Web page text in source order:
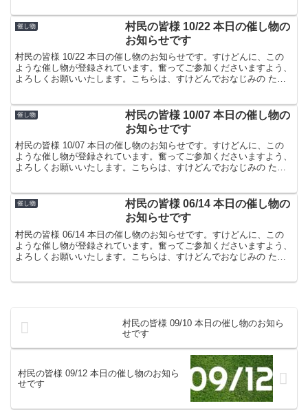
催し物
村民の皆様 10/22 本日の催し物の
お知らせです
村民の皆様 10/22 本日の催し物のお知らせです。すけどんに、この
ような催し物が登録されています。奮ってご参加くださいますよう、
よろしくお願いいたします。こちらは、すけどんでおなじみの たま
催し物
村民の皆様 10/07 本日の催し物の
お知らせです
村民の皆様 10/07 本日の催し物のお知らせです。すけどんに、この
ような催し物が登録されています。奮ってご参加くださいますよう、
よろしくお願いいたします。こちらは、すけどんでおなじみの たま
催し物
村民の皆様 06/14 本日の催し物の
お知らせです
村民の皆様 06/14 本日の催し物のお知らせです。すけどんに、この
ような催し物が登録されています。奮ってご参加くださいますよう、
よろしくお願いいたします。こちらは、すけどんでおなじみの たま
村民の皆様 09/10 本日の催し物のお知ら
せです
村民の皆様 09/12 本日の催し物のお知ら
せです